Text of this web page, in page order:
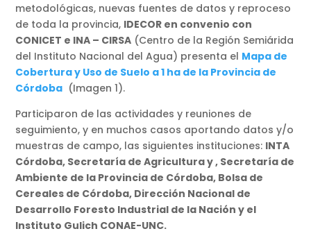
metodológicas, nuevas fuentes de datos y reproceso
de toda la provincia, IDECOR en convenio con
CONICET e INA – CIRSA (Centro de la Región Semiárida
del Instituto Nacional del Agua) presenta el Mapa de
Cobertura y Uso de Suelo a 1 ha de la Provincia de
Córdoba (Imagen 1).
Participaron de las actividades y reuniones de
seguimiento, y en muchos casos aportando datos y/o
muestras de campo, las siguientes instituciones: INTA
Córdoba, Secretaría de Agricultura y , Secretaría de
Ambiente de la Provincia de Córdoba, Bolsa de
Cereales de Córdoba, Dirección Nacional de
Desarrollo Foresto Industrial de la Nación y el
Instituto Gulich CONAE-UNC.